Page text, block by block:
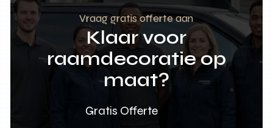
Vraag gratis offerte aan
Klaar voor
raamdecoratie op
maat?
Gratis Offerte